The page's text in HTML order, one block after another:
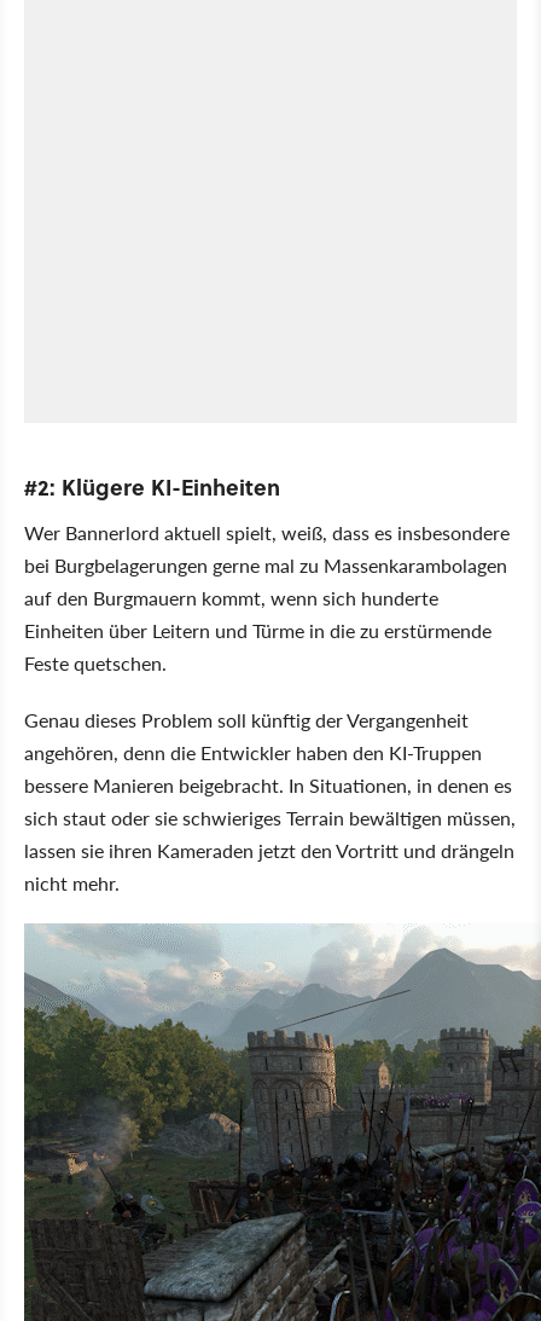
#2: Klügere KI-Einheiten
Wer Bannerlord aktuell spielt, weiß, dass es insbesondere
bei Burgbelagerungen gerne mal zu Massenkarambolagen
auf den Burgmauern kommt, wenn sich hunderte
Einheiten über Leitern und Türme in die zu erstürmende
Feste quetschen.
Genau dieses Problem soll künftig der Vergangenheit
angehören, denn die Entwickler haben den KI-Truppen
bessere Manieren beigebracht. In Situationen, in denen es
sich staut oder sie schwieriges Terrain bewältigen müssen,
lassen sie ihren Kameraden jetzt den Vortritt und drängeln
nicht mehr.